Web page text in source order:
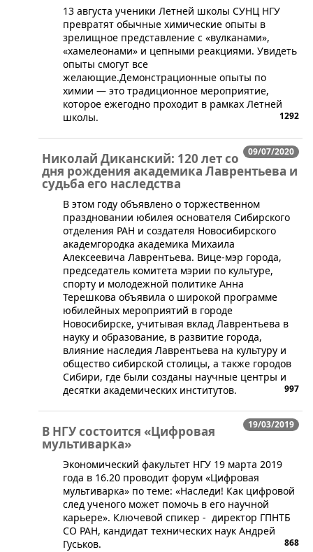
13 августа ученики Летней школы СУНЦ НГУ
превратят обычные химические опыты в
зрелищное представление с «вулканами»,
«хамелеонами» и цепными реакциями. Увидеть
опыты смогут все
желающие.Демонстрационные опыты по
химии — это традиционное мероприятие,
которое ежегодно проходит в рамках Летней
школы.
1292
09/07/2020
Николай Диканский: 120 лет со
дня рождения академика Лаврентьева и
судьба его наследства
В этом году объявлено о торжественном
праздновании юбилея основателя Сибирского
отделения РАН и создателя Новосибирского
академгородка академика Михаила
Алексеевича Лаврентьева. Вице-мэр города,
председатель комитета мэрии по культуре,
спорту и молодежной политике Анна
Терешкова объявила о широкой программе
юбилейных мероприятий в городе
Новосибирске, учитывая вклад Лаврентьева в
науку и образование, в развитие города,
влияние наследия Лаврентьева на культуру и
общество сибирской столицы, а также городов
Сибири, где были созданы научные центры и
десятки академических институтов.
997
19/03/2019
В НГУ состоится «Цифровая
мультиварка»
Экономический факультет НГУ 19 марта 2019
года в 16.20 проводит форум «Цифровая
мультиварка» по теме: «Наследи! Как цифровой
след ученого может помочь в его научной
карьере». Ключевой спикер - директор ГПНТБ
СО РАН, кандидат технических наук Андрей
Гуськов.
868